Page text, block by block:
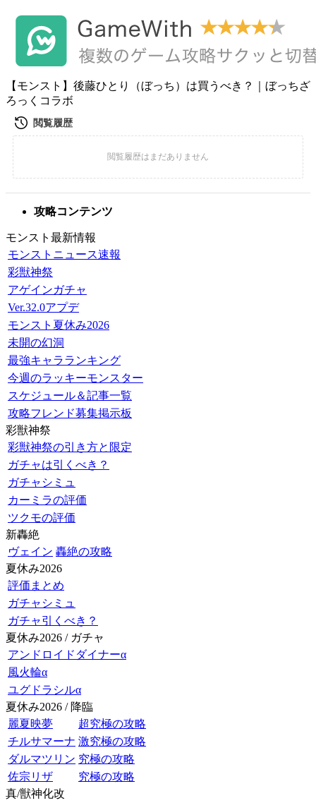
【モンスト】後藤ひとり（ぼっち）は買うべき？｜ぼっちざ
ろっくコラボ
攻略コンテンツ
モンスト最新情報
モンストニュース速報
彩獣神祭
アゲインガチャ
Ver.32.0アプデ
モンスト夏休み2026
未開の幻洞
最強キャラランキング
今週のラッキーモンスター
スケジュール＆記事一覧
攻略フレンド募集掲示板
彩獣神祭
彩獣神祭の引き方と限定
ガチャは引くべき？
ガチャシミュ
カーミラの評価
ツクモの評価
新轟絶
ヴェイン 轟絶の攻略
夏休み2026
評価まとめ
ガチャシミュ
ガチャ引くべき？
夏休み2026 / ガチャ
アンドロイドダイナーα
風火輪α
ユグドラシルα
夏休み2026 / 降臨
麗夏映夢
超究極の攻略
チルサマーナ 激究極の攻略
ダルマツリン 究極の攻略
佐宗リザ
究極の攻略
真/獣神化改